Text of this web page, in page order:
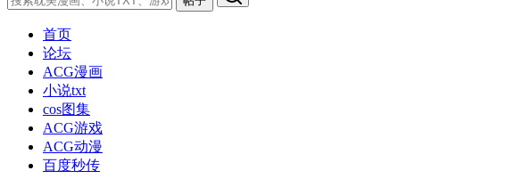
首页
论坛
ACG漫画
小说txt
cos图集
ACG游戏
ACG动漫
百度秒传